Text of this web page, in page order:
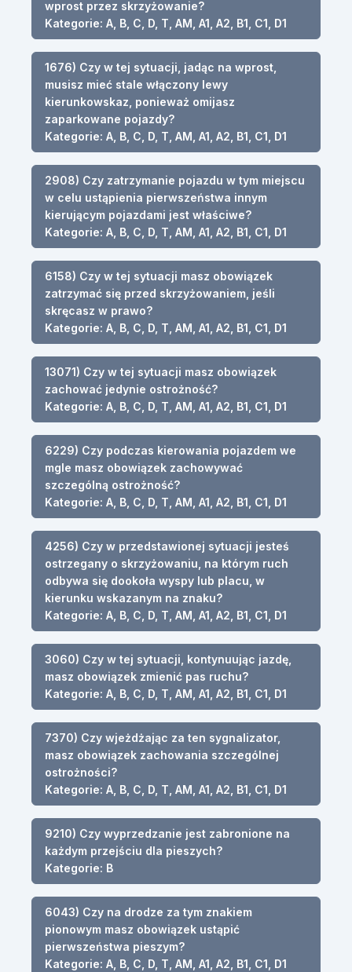
wprost przez skrzyżowanie?
Kategorie: A, B, C, D, T, AM, A1, A2, B1, C1, D1
1676) Czy w tej sytuacji, jadąc na wprost,
musisz mieć stale włączony lewy
kierunkowskaz, ponieważ omijasz
zaparkowane pojazdy?
Kategorie: A, B, C, D, T, AM, A1, A2, B1, C1, D1
2908) Czy zatrzymanie pojazdu w tym miejscu
w celu ustąpienia pierwszeństwa innym
kierującym pojazdami jest właściwe?
Kategorie: A, B, C, D, T, AM, A1, A2, B1, C1, D1
6158) Czy w tej sytuacji masz obowiązek
zatrzymać się przed skrzyżowaniem, jeśli
skręcasz w prawo?
Kategorie: A, B, C, D, T, AM, A1, A2, B1, C1, D1
13071) Czy w tej sytuacji masz obowiązek
zachować jedynie ostrożność?
Kategorie: A, B, C, D, T, AM, A1, A2, B1, C1, D1
6229) Czy podczas kierowania pojazdem we
mgle masz obowiązek zachowywać
szczególną ostrożność?
Kategorie: A, B, C, D, T, AM, A1, A2, B1, C1, D1
4256) Czy w przedstawionej sytuacji jesteś
ostrzegany o skrzyżowaniu, na którym ruch
odbywa się dookoła wyspy lub placu, w
kierunku wskazanym na znaku?
Kategorie: A, B, C, D, T, AM, A1, A2, B1, C1, D1
3060) Czy w tej sytuacji, kontynuując jazdę,
masz obowiązek zmienić pas ruchu?
Kategorie: A, B, C, D, T, AM, A1, A2, B1, C1, D1
7370) Czy wjeżdżając za ten sygnalizator,
masz obowiązek zachowania szczególnej
ostrożności?
Kategorie: A, B, C, D, T, AM, A1, A2, B1, C1, D1
9210) Czy wyprzedzanie jest zabronione na
każdym przejściu dla pieszych?
Kategorie: B
6043) Czy na drodze za tym znakiem
pionowym masz obowiązek ustąpić
pierwszeństwa pieszym?
Kategorie: A, B, C, D, T, AM, A1, A2, B1, C1, D1